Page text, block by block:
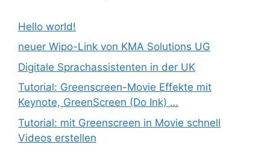
Hello world!
neuer Wipo-Link von KMA Solutions UG
Digitale Sprachassistenten in der UK
Tutorial: Greenscreen-Movie Effekte mit
Keynote, GreenScreen (Do Ink) …
Tutorial: mit Greenscreen in Movie schnell
Videos erstellen